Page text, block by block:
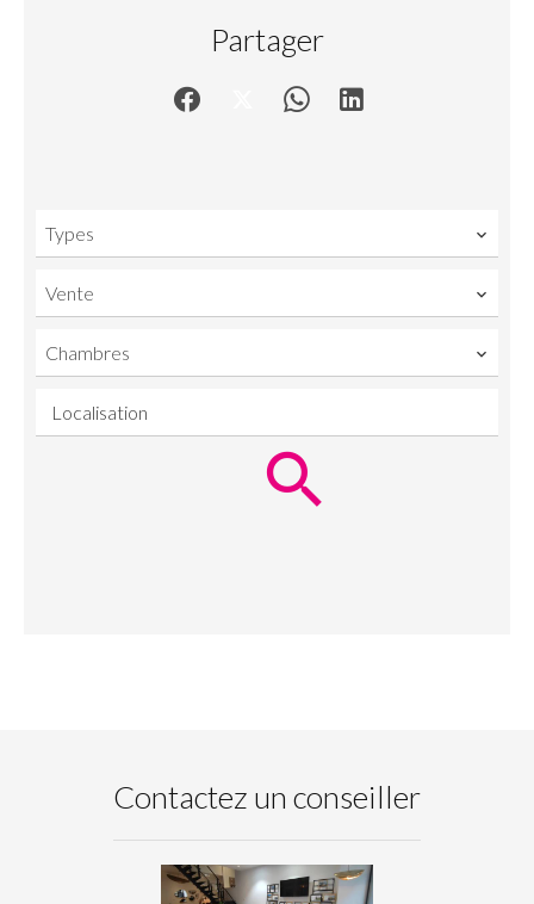
Partager
Types
Vente
Chambres
Localisation
Contactez un conseiller